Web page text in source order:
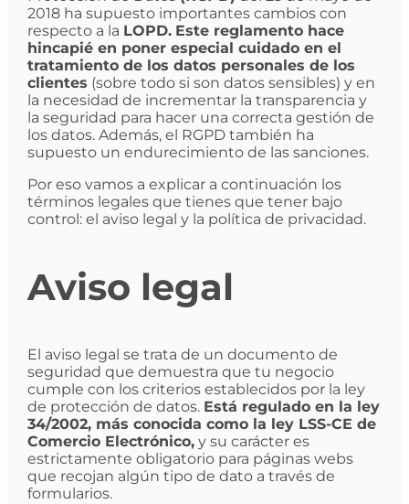
2018 ha supuesto importantes cambios con
respecto a la LOPD. Este reglamento hace
hincapié en poner especial cuidado en el
tratamiento de los datos personales de los
clientes (sobre todo si son datos sensibles) y en
la necesidad de incrementar la transparencia y
la seguridad para hacer una correcta gestión de
los datos. Además, el RGPD también ha
supuesto un endurecimiento de las sanciones.
Por eso vamos a explicar a continuación los
términos legales que tienes que tener bajo
control: el aviso legal y la política de privacidad.
Aviso legal
El aviso legal se trata de un documento de
seguridad que demuestra que tu negocio
cumple con los criterios establecidos por la ley
de protección de datos. Está regulado en la ley
34/2002, más conocida como la ley LSS-CE de
Comercio Electrónico,y su carácter es
estrictamente obligatorio para páginas webs
que recojan algún tipo de dato a través de
formularios.